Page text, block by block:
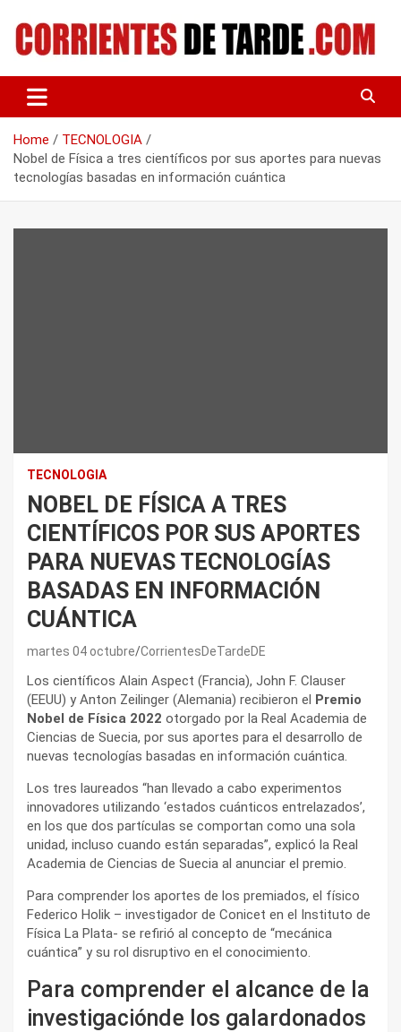
content
CORRIENTES DE TARDE
Home
TECNOLOGIA
Nobel de Física a tres científicos por sus aportes para nuevas
tecnologías basadas en información cuántica
TECNOLOGIA
NOBEL DE FÍSICA A TRES
CIENTÍFICOS POR SUS APORTES
PARA NUEVAS TECNOLOGÍAS
BASADAS EN INFORMACIÓN
CUÁNTICA
martes 04 octubre CorrientesDeTardeDE
Los científicos Alain Aspect (Francia), John F. Clauser
(EEUU) y Anton Zeilinger (Alemania) recibieron el Premio
Nobel de Física 2022 otorgado por la Real Academia de
Ciencias de Suecia, por sus aportes para el desarrollo de
nuevas tecnologías basadas en información cuántica.
Los tres laureados “han llevado a cabo experimentos
innovadores utilizando ‘estados cuánticos entrelazados’,
en los que dos partículas se comportan como una sola
unidad, incluso cuando están separadas”, explicó la Real
Academia de Ciencias de Suecia al anunciar el premio.
Para comprender los aportes de los premiados, el físico
Federico Holik – investigador de Conicet en el Instituto de
Física La Plata- se refirió al concepto de “mecánica
cuántica” y su rol disruptivo en el conocimiento.
Para comprender el alcance de la
investigaciónde los galardonados